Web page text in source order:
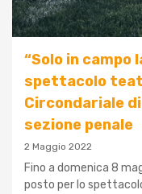
“Solo in campo
spettacolo
Circondariale di
sezione penale
2 Maggio 2022
Fino a domenica 8
posto per lo